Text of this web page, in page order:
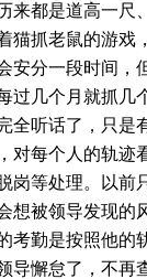
来都是道高一尺
猫抓老鼠的游戏
安分一段时间，
过几个月就抓几
全听话了，只是
对每个人的轨迹
岗等处理。以前
想被领导发现
考勤是按照他的
导懈怠了，不再